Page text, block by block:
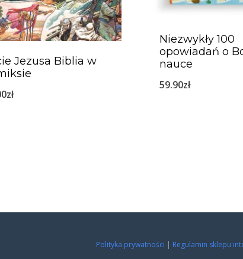
Jezusa Biblia w
zł
Niezwykły 100
opowiadań o
nauce
59.90zł
Polityka prywatności | Regulamin sklepu